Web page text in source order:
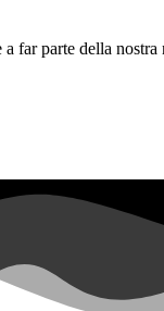
a far parte della